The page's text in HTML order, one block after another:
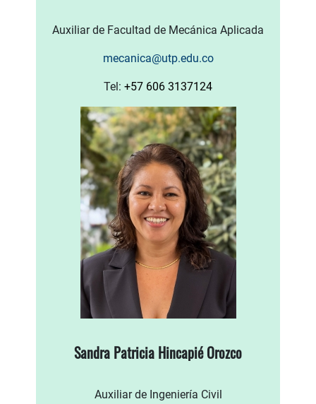
Auxiliar de Facultad de Mecánica Aplicada
mecanica@utp.edu.co
Tel: +57 606 3137124
Sandra Patricia Hincapié Orozco
Auxiliar de Ingeniería Civil